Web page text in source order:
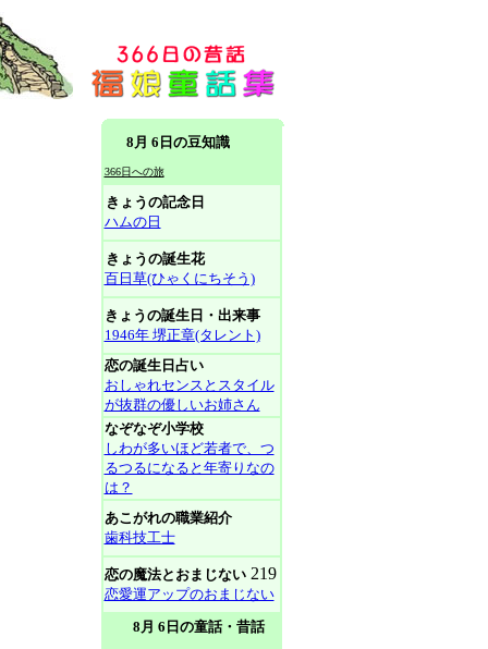
8月 6日の豆知識
366日への旅
きょうの記念日
ハムの日
きょうの誕生花
百日草(ひゃくにちそう)
きょうの誕生日・出来事
1946年 堺正章(タレント)
恋の誕生日占い
おしゃれセンスとスタイル
が抜群の優しいお姉さん
なぞなぞ小学校
しわが多いほど若者で、つ
るつるになると年寄りなの
は？
あこがれの職業紹介
歯科技工士
恋の魔法とおまじない219
恋愛運アップのおまじない
8月 6日の童話・昔話